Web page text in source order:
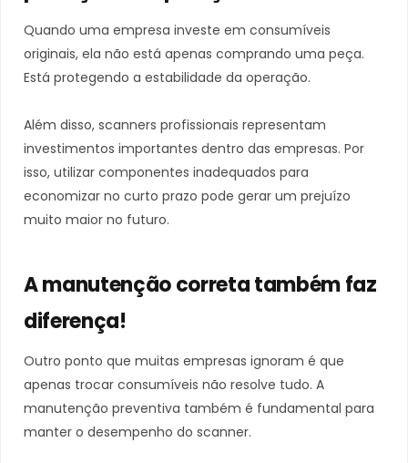
Quando uma empresa investe em consumíveis
originais, ela não está apenas comprando uma peça.
Está protegendo a estabilidade da operação.
Além disso, scanners profissionais representam
investimentos importantes dentro das empresas. Por
isso, utilizar componentes inadequados para
economizar no curto prazo pode gerar um prejuízo
muito maior no futuro.
A manutenção correta também faz
diferença!
Outro ponto que muitas empresas ignoram é que
apenas trocar consumíveis não resolve tudo. A
manutenção preventiva também é fundamental para
manter o desempenho do scanner.